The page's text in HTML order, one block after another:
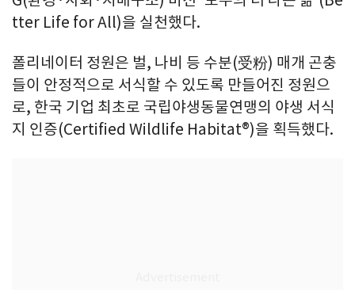
tter Life for All)을 실천했다.
폴리네이터 정원은 벌, 나비 등 수분(受粉) 매개 곤충
들이 안정적으로 서식할 수 있도록 만들어진 정원으
로, 한국 기업 최초로 국립야생동물연맹의 야생 서식
지 인증(Certified Wildlife Habitat®)을 획득했다.